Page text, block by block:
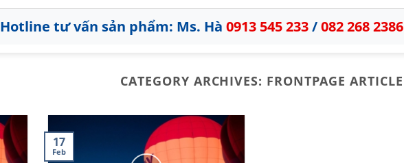
Hotline tư vấn sản phẩm: Ms. Hà 0913 545 233/082 268 2386
CATEGORY ARCHIVES: FRONTPAGE ARTICLE
17
Feb